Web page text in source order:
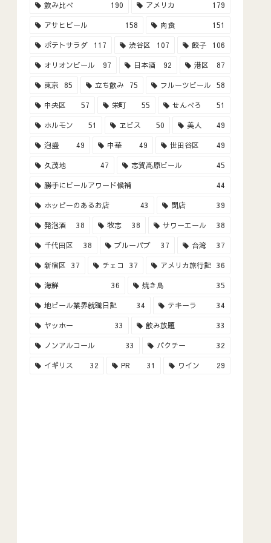
飲み比べ 190 アメリカ 179
アサヒビール 158 肉食 151
ポテトサラダ 117 渋谷区 107 餃子 106
オリオンビール 97 日本酒 92 港区 87
東京 85 立ち飲み 75 フルーツビール 58
中央区 57 栄町 55 せんべろ 51
ホルモン 51 ヱビス 50 美人 49
泡盛 49 中華 49 世田谷区 49
久茂地 47 志賀高原ビール 45
勝手にビールアワード候補 44
ホッピーのあるお店 43 閉店 39
発泡酒 38 牧志 38 サワーエール 38
千代田区 38 ブルーパブ 37 台湾 37
新宿区 37 チェコ 37 アメリカ旅行記 36
海鮮 36 焼き鳥 35
地ビール業界就職日記 34 テキーラ 34
ヤッホー 33 飲み放題 33
ノンアルコール 33 パクチー 32
イギリス 32 PR 31 ワイン 29